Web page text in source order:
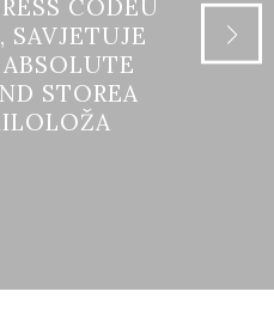
CODEU
SAVJETUJE
STOREA